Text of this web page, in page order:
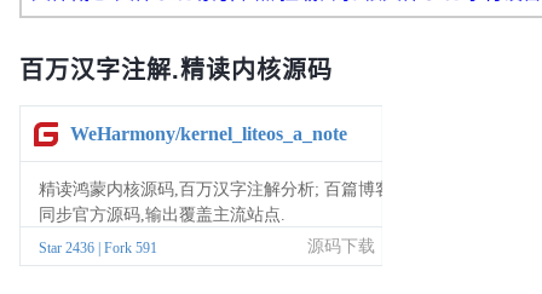
百万汉字注解.精读内核源码